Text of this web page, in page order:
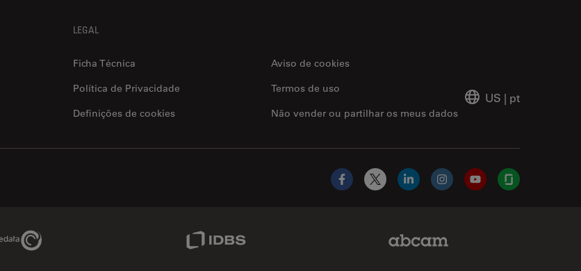
LEGAL
Ficha Técnica
Aviso de cookies
Política de Privacidade
Não vender ou partilhar os meus dados
Termos de uso
Definições de cookies
US | pt
Facebook
X LinkedInInstagramYouTubeGlassdoor
Genedata Link